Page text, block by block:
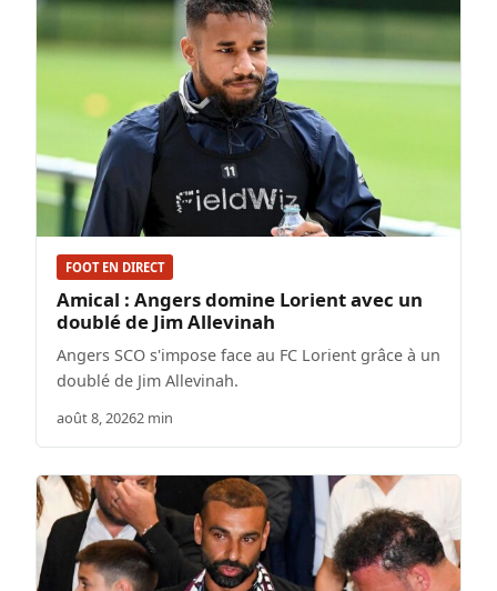
FOOT EN DIRECT
Amical : Angers domine Lorient avec un
doublé de Jim Allevinah
Angers SCO s'impose face au FC Lorient grâce à un
doublé de Jim Allevinah.
août 8, 20262 min